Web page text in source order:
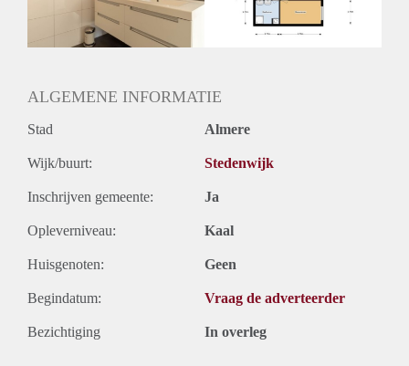
ALGEMENE INFORMATIE
Stad Almere
Wijk/buurt: Stedenwijk
Inschrijven gemeente: Ja
Opleverniveau: Kaal
Huisgenoten: Geen
Begindatum: Vraag de adverteerder
Bezichtiging In overleg